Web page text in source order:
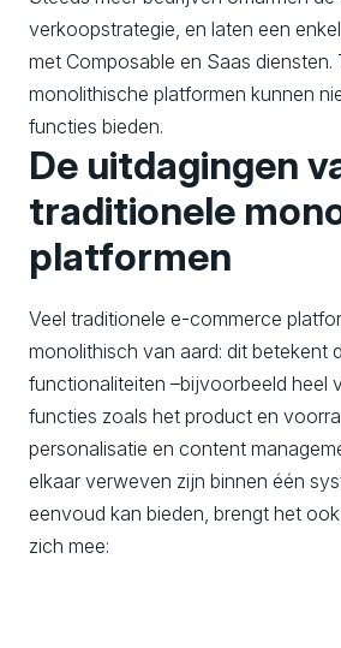
verkoopstrategie, en laten een
met Composable en Saas diensten.
monolithische platformen kunnen
functies bieden.
De uitdagingen
traditionele
platformen
Veel traditionele e-commerce
monolithisch van aard: dit betekent
functionaliteiten –bijvoorbeeld heel
functies zoals het product en
personalisatie en content
elkaar verweven zijn binnen één
eenvoud kan bieden, brengt het
zich mee: